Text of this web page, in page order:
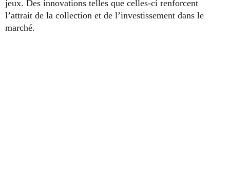
jeux. Des innovations telles que celles-ci renforcent
l’attrait de la collection et de l’investissement dans le
marché.